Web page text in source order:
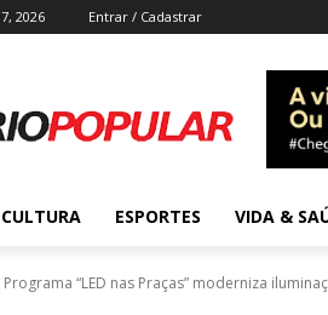
2026 Entrar / Cadastrar
CULTURA ESPORTES VIDA &
Programa “LED nas Praças” moderniza